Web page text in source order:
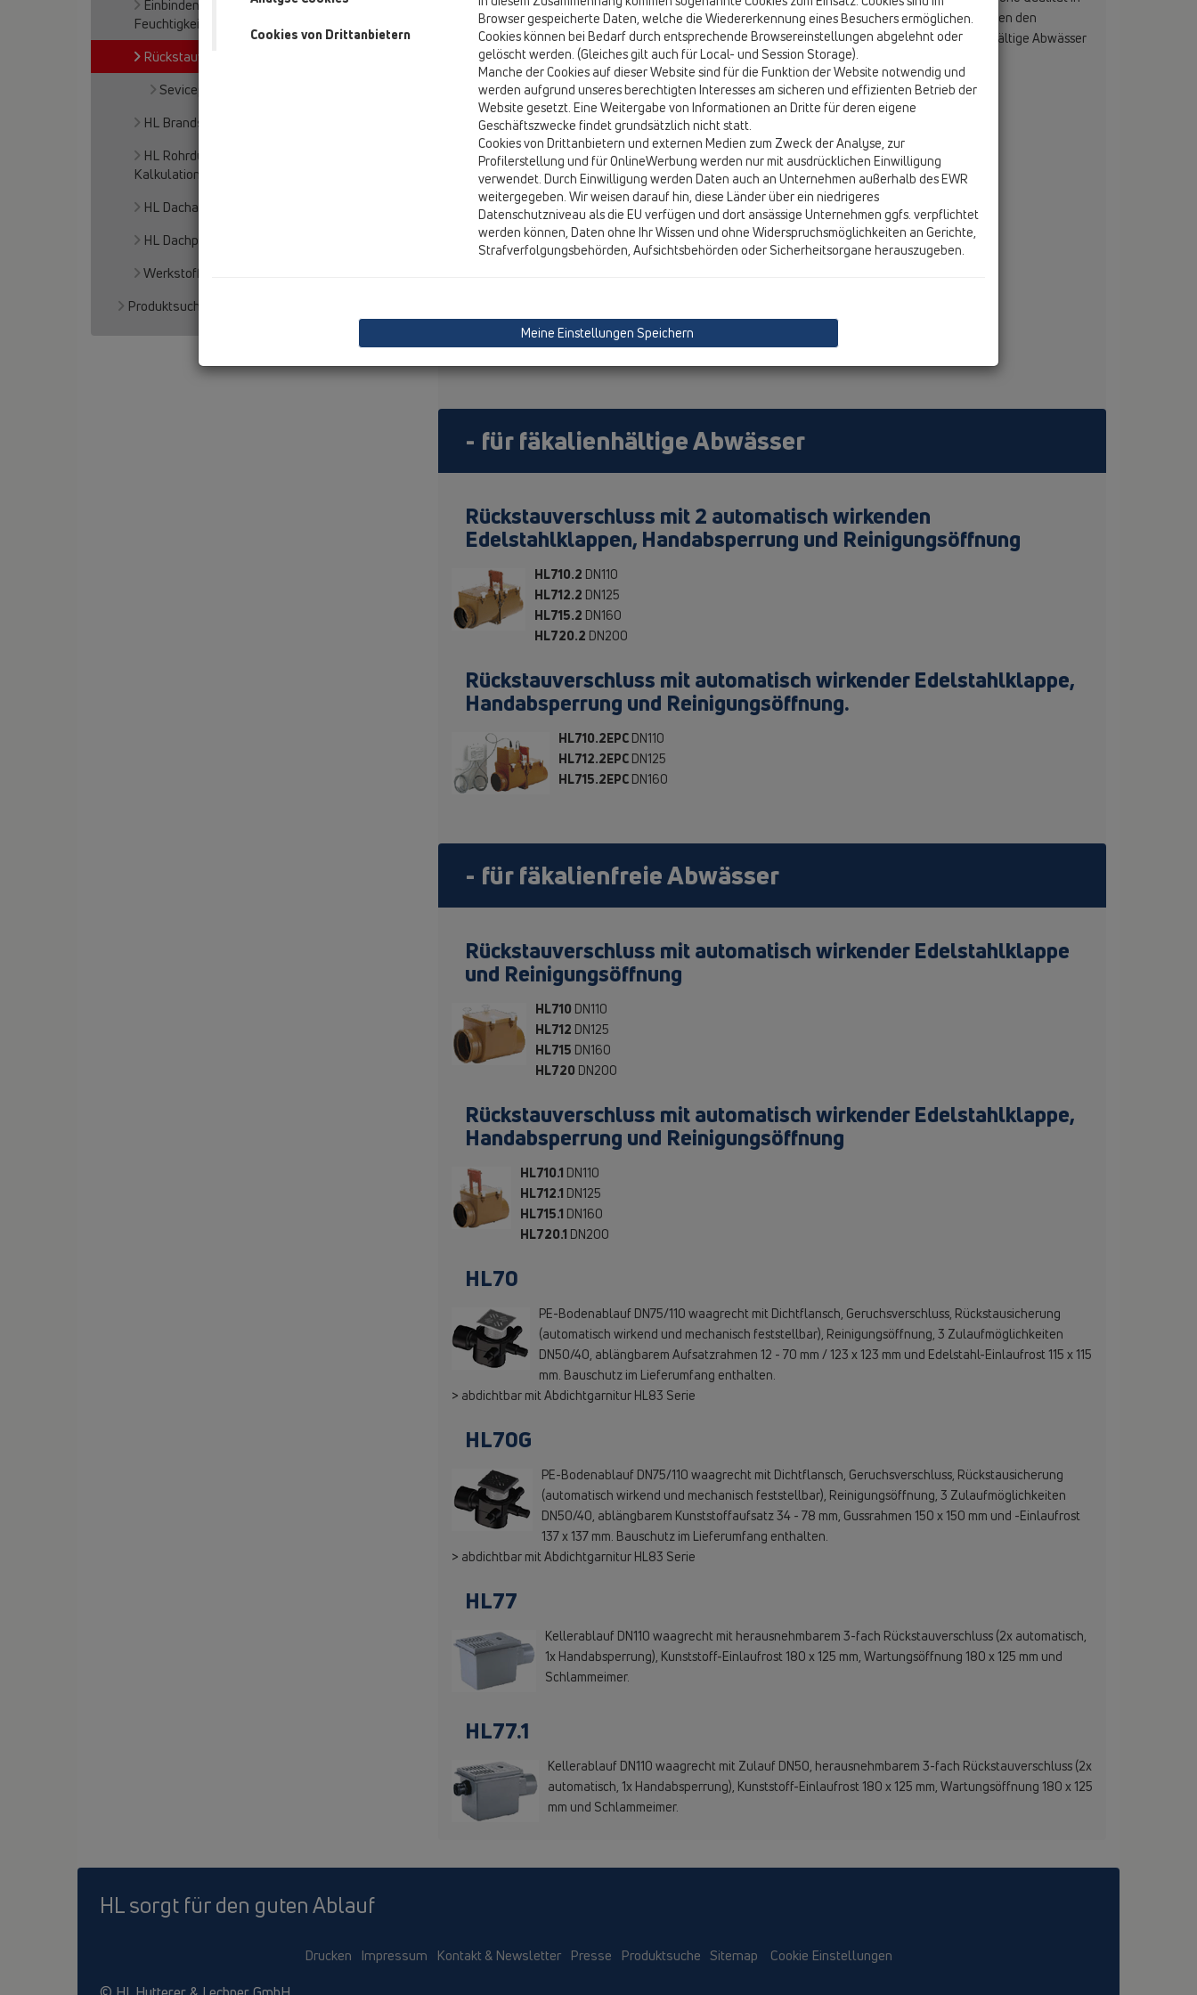
Einbinden von Abläufen in
Feuchtigkeitsabdichtungen
Rückstauverschlüsse
Sevicepartner
HL Brandschutz
HL Rohrdurchführung - HL801 Teile-
Kalkulation
HL Dachablauf Kalkulation
HL Dachplaner
Werkstoffe
Produktsuche
Konstruktion und Fertigung. Selbstverständlich entsprechen die Rückstauverschlüsse aller Baureihen den
Anforderungen der ÖNORM EN13564-1 und EN12056 je nach Type für fäkalienfreie oder fäkalienhältige Abwässer
zur Verhinderung von Rückstau in Räumen unterhalb der Rückstauebene eingesetzt werden.
Rückstauverschlüsse
PDF 4166,2KB
- für fäkalienhältige Abwässer
Rückstauverschluss mit 2 automatisch wirkenden
Edelstahlklappen, Handabsperrung und Reinigungsöffnung
HL710.2 DN110
HL712.2 DN125
HL715.2 DN160
HL720.2 DN200
Rückstauverschluss mit automatisch wirkender Edelstahlklappe,
Handabsperrung und Reinigungsöffnung.
HL710.2EPC DN110
HL712.2EPC DN125
HL715.2EPC DN160
- für fäkalienfreie Abwässer
Rückstauverschluss mit automatisch wirkender Edelstahlklappe
und Reinigungsöffnung
HL710 DN110
HL712 DN125
HL715 DN160
HL720 DN200
Rückstauverschluss mit automatisch wirkender Edelstahlklappe,
Handabsperrung und Reinigungsöffnung
HL710.1 DN110
HL712.1 DN125
HL715.1 DN160
HL720.1 DN200
HL70
PE-Bodenablauf DN75/110 waagrecht mit Dichtflansch, Geruchsverschluss, Rückstausicherung
(automatisch wirkend und mechanisch feststellbar), Reinigungsöffnung, 3 Zulaufmöglichkeiten
DN50/40, ablängbarem Aufsatzrahmen 12 - 70 mm / 123 x 123 mm und Edelstahl-Einlaufrost 115 x 115
mm. Bauschutz im Lieferumfang enthalten.
> abdichtbar mit Abdichtgarnitur HL83 Serie
HL70G
PE-Bodenablauf DN75/110 waagrecht mit Dichtflansch, Geruchsverschluss, Rückstausicherung
(automatisch wirkend und mechanisch feststellbar), Reinigungsöffnung, 3 Zulaufmöglichkeiten
DN50/40, ablängbarem Kunststoffaufsatz 34 - 78 mm, Gussrahmen 150 x 150 mm und -Einlaufrost
137 x 137 mm. Bauschutz im Lieferumfang enthalten.
> abdichtbar mit Abdichtgarnitur HL83 Serie
HL77
Kellerablauf DN110 waagrecht mit herausnehmbarem 3-fach Rückstauverschluss (2x automatisch,
1x Handabsperrung), Kunststoff-Einlaufrost 180 x 125 mm, Wartungsöffnung 180 x 125 mm und
Schlammeimer.
HL77.1
Kellerablauf DN110 waagrecht mit Zulauf DN50, herausnehmbarem 3-fach Rückstauverschluss (2x
automatisch, 1x Handabsperrung), Kunststoff-Einlaufrost 180 x 125 mm, Wartungsöffnung 180 x 125
mm und Schlammeimer.
HL sorgt für den guten Ablauf
Drucken Impressum Kontakt & Newsletter Presse Produktsuche Sitemap Cookie Einstellungen
Cookies von Drittanbietern
Browser gespeicherte Daten, welche die Wiedererkennung eines Besuchers ermöglichen.
Cookies können bei Bedarf durch entsprechende Browsereinstellungen abgelehnt oder
gelöscht werden. (Gleiches gilt auch für Local- und Session Storage).
Manche der Cookies auf dieser Website sind für die Funktion der Website notwendig und
werden aufgrund unseres berechtigten Interesses am sicheren und effizienten Betrieb der
Website gesetzt. Eine Weitergabe von Informationen an Dritte für deren eigene
Geschäftszwecke findet grundsätzlich nicht statt.
Cookies von Drittanbietern und externen Medien zum Zweck der Analyse, zur
Profilerstellung und für OnlineWerbung werden nur mit ausdrücklichen Einwilligung
verwendet. Durch Einwilligung werden Daten auch an Unternehmen außerhalb des EWR
weitergegeben. Wir weisen darauf hin, diese Länder über ein niedrigeres
Datenschutzniveau als die EU verfügen und dort ansässige Unternehmen ggfs. verpflichtet
werden können, Daten ohne Ihr Wissen und ohne Widerspruchsmöglichkeiten an Gerichte,
Strafverfolgungsbehörden, Aufsichtsbehörden oder Sicherheitsorgane herauszugeben.
Meine Einstellungen Speichern